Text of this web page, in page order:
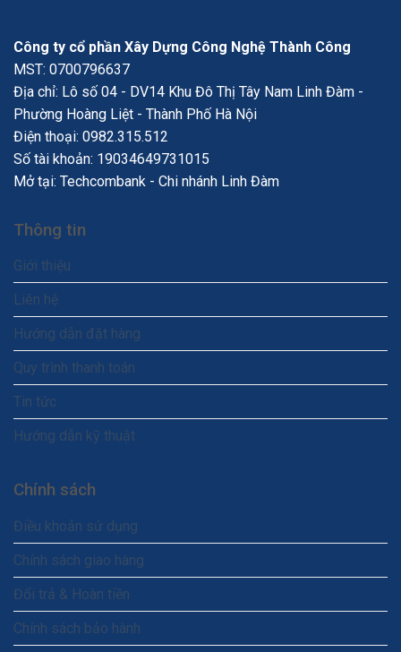
Công ty cổ phần Xây Dựng Công Nghệ Thành Công
MST: 0700796637
Địa chỉ: Lô số 04 - DV14 Khu Đô Thị Tây Nam Linh Đàm -
Phường Hoàng Liệt - Thành Phố Hà Nội
Điện thoại: 0982.315.512
Số tài khoản: 19034649731015
Mở tại: Techcombank - Chi nhánh Linh Đàm
Thông tin
Giới thiệu
Liên hệ
Hướng dẫn đặt hàng
Quy trình thanh toán
Tin tức
Hướng dẫn kỹ thuật
Chính sách
Điều khoản sử dụng
Chính sách giao hàng
Đổi trả & Hoàn tiền
Chính sách bảo hành